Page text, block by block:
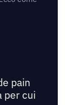
pain
per cui